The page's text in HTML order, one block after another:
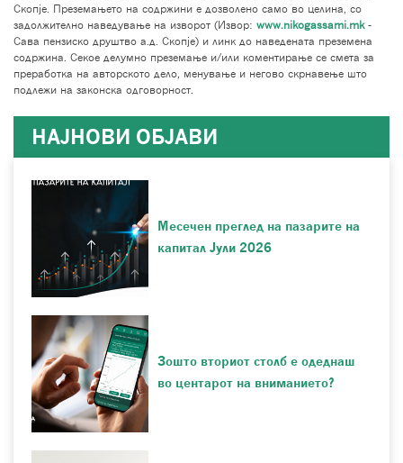
Скопје. Преземањето на содржини е дозволено само во целина, со
задолжително наведување на изворот (Извор: www.nikogassami.mk-
Сава пензиско друштво а.д. Скопје) и линк до наведената преземена
содржина. Секое делумно преземање и/или коментирање се смета за
преработка на авторското дело, менување и негово скрнавење што
подлежи на законска одговорност.
НАЈНОВИ ОБЈАВИ
Месечен преглед на пазарите на
капитал Јули 2026
Зошто вториот столб е одеднаш
во центарот на вниманието?